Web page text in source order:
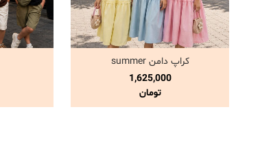
مشاهده و خرید
کراپ دامن summer
1,625,000
تومان